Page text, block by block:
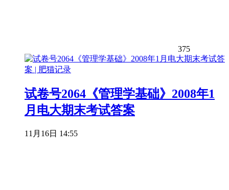
375
试卷号2064《管理学基础》2008年1
月电大期末考试答案
11月16日 14:55